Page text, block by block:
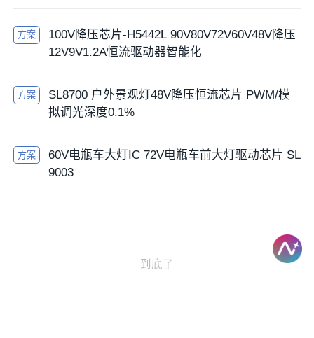
方案
100V降压芯片-H5442L 90V80V72V60V48V降压
12V9V1.2A恒流驱动器智能化
方案
SL8700 户外景观灯48V降压恒流芯片 PWM/模
拟调光深度0.1%
方案
60V电瓶车大灯IC 72V电瓶车前大灯驱动芯片 SL
9003